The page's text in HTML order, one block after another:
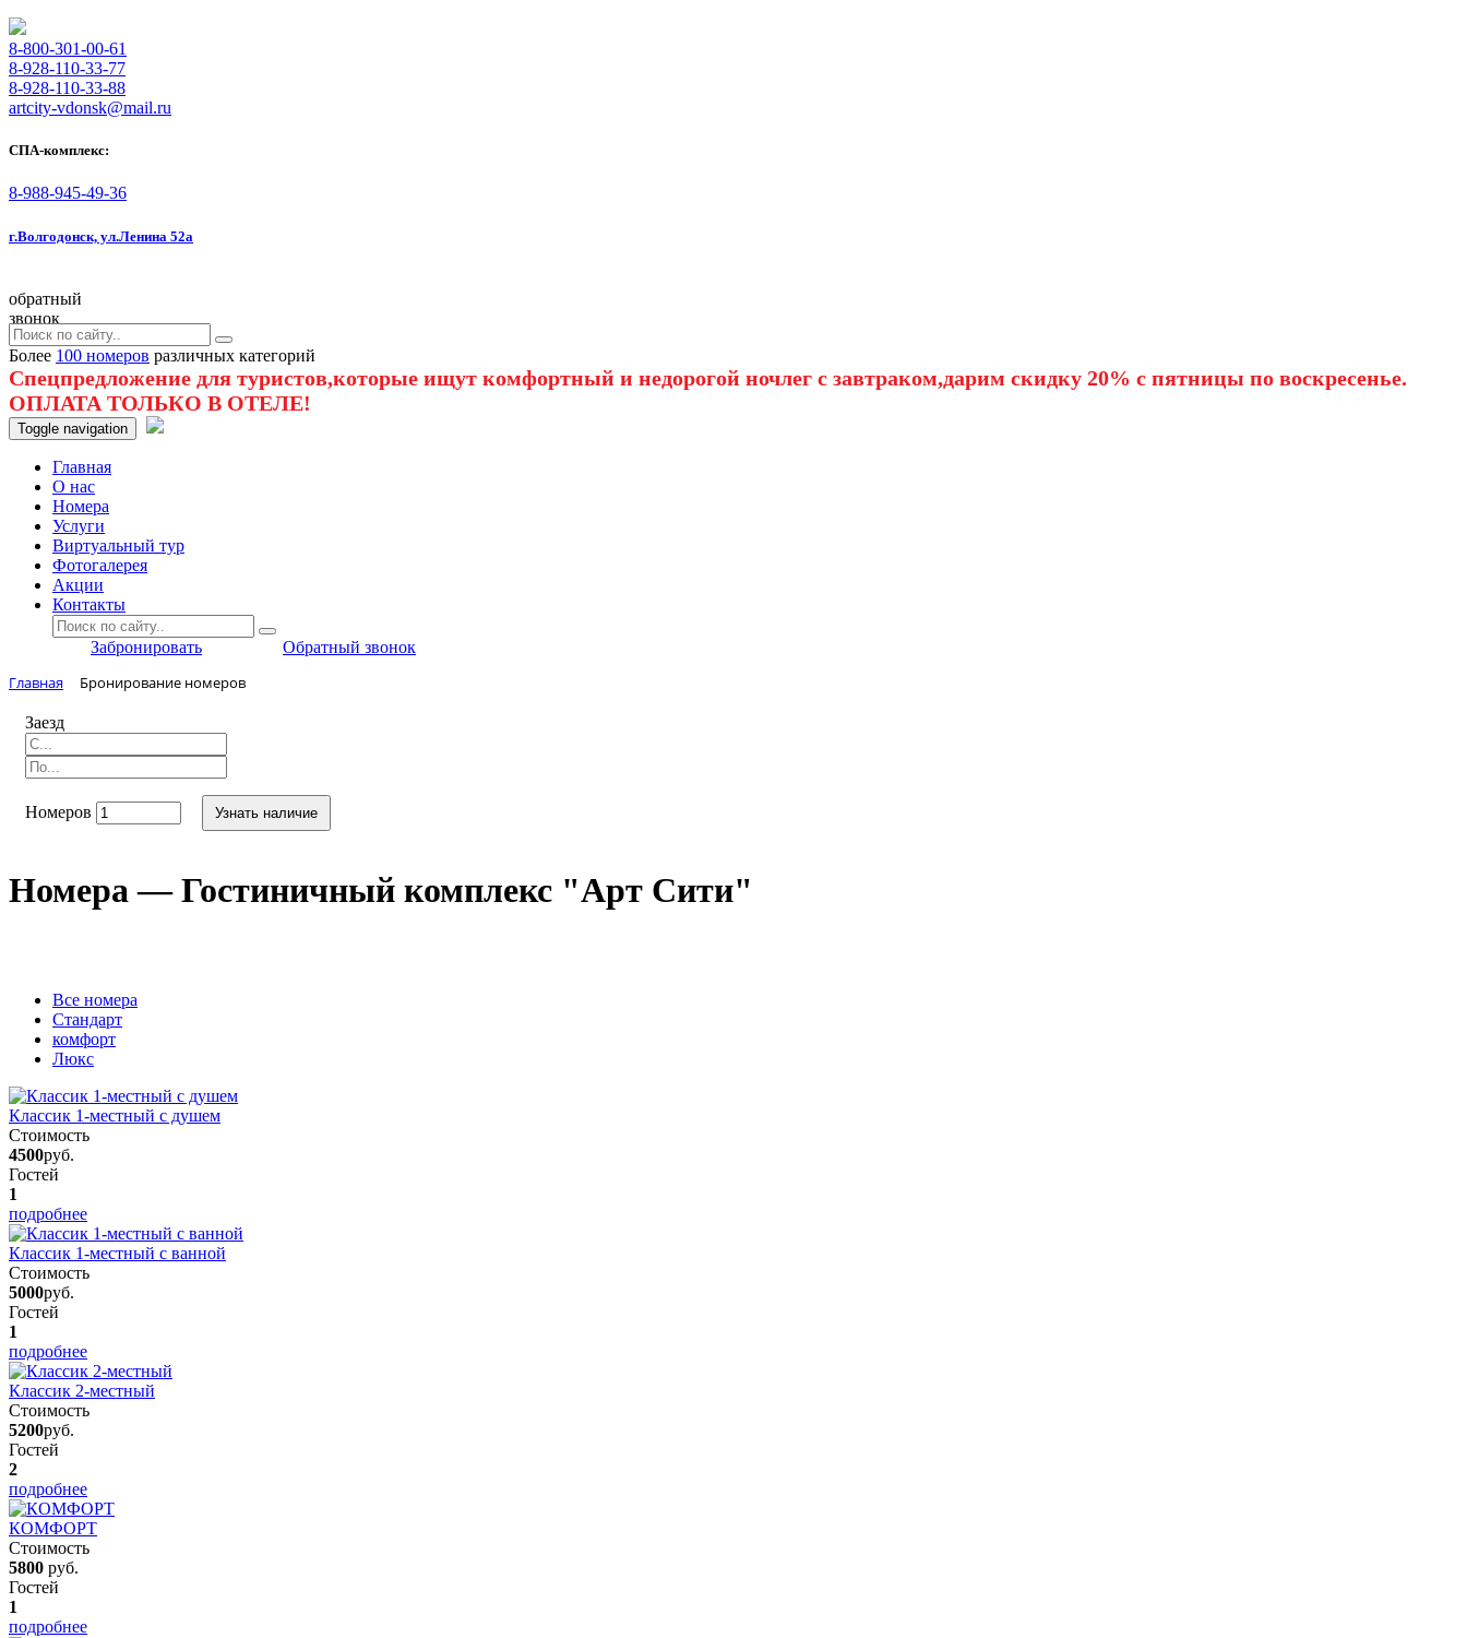
8-800-301-00-61
8-928-110-33-77
8-928-110-33-88
artcity-vdonsk@mail.ru
СПА-комплекс:
8-988-945-49-36
г.Волгодонск, ул.Ленина 52а
обратный
звонок
Более 100 номеров различных категорий
Спецпредложение для туристов,которые ищут комфортный и недорогой ночлег с завтраком,дарим скидку 20% с пятницы по воскресенье.
ОПЛАТА ТОЛЬКО В ОТЕЛЕ!
Toggle navigation
Главная
O нас
Номера
Услуги
Виртуальный тур
Фотогалерея
Акции
Контакты
Забронировать Обратный звонок
Главная Бронирование номеров
Заезд
Номеров Узнать наличие
Номера — Гостиничный комплекс "Арт Сити"
Вcе номера
Стандарт
комфорт
Люкс
Классик 1-местный с душем
Стоимость
4500руб.
Гостей
1
подробнее
Классик 1-местный с ванной
Стоимость
5000руб.
Гостей
1
подробнее
Классик 2-местный
Стоимость
5200руб.
Гостей
2
подробнее
КОМФОРТ
Стоимость
5800 руб.
Гостей
1
подробнее